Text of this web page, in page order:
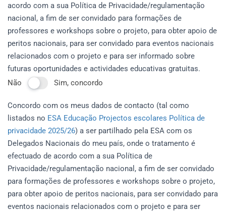
acordo com a sua Política de Privacidade/regulamentação
nacional, a fim de ser convidado para formações de
professores e workshops sobre o projeto, para obter apoio de
peritos nacionais, para ser convidado para eventos nacionais
relacionados com o projeto e para ser informado sobre
futuras oportunidades e actividades educativas gratuitas.
Não
Sim, concordo
Concordo com os meus dados de contacto (tal como
listados no ESA Educação Projectos escolares Política de
privacidade 2025/26) a ser partilhado pela ESA com os
Delegados Nacionais do meu país, onde o tratamento é
efectuado de acordo com a sua Política de
Privacidade/regulamentação nacional, a fim de ser convidado
para formações de professores e workshops sobre o projeto,
para obter apoio de peritos nacionais, para ser convidado para
eventos nacionais relacionados com o projeto e para ser